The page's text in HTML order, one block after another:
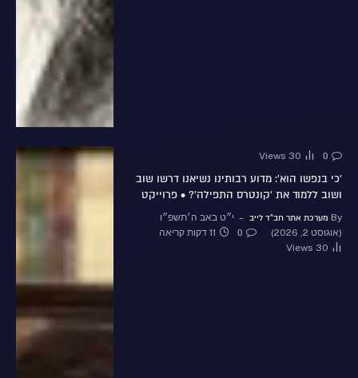
0
30
Views
'כי בנפשו הוא': מדוע רבותינו נשיאנו דרשו שוב
ושוב ללמוד את 'קונטרס התפילה'? • פרוייקט
By מערכת אתר חב"ד לייב
י״ט באב ה׳תשפ״ו
(אוגוסט 2, 2026)
0
11 דקות קריאה
30
Views